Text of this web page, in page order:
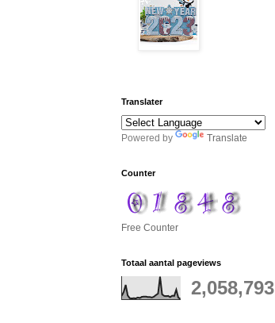
Translater
Powered by Translate
Counter
Free Counter
Totaal aantal pageviews
2,058,793